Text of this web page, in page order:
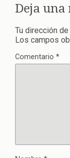
Deja una
Tu dirección
Los campos
Comentario *